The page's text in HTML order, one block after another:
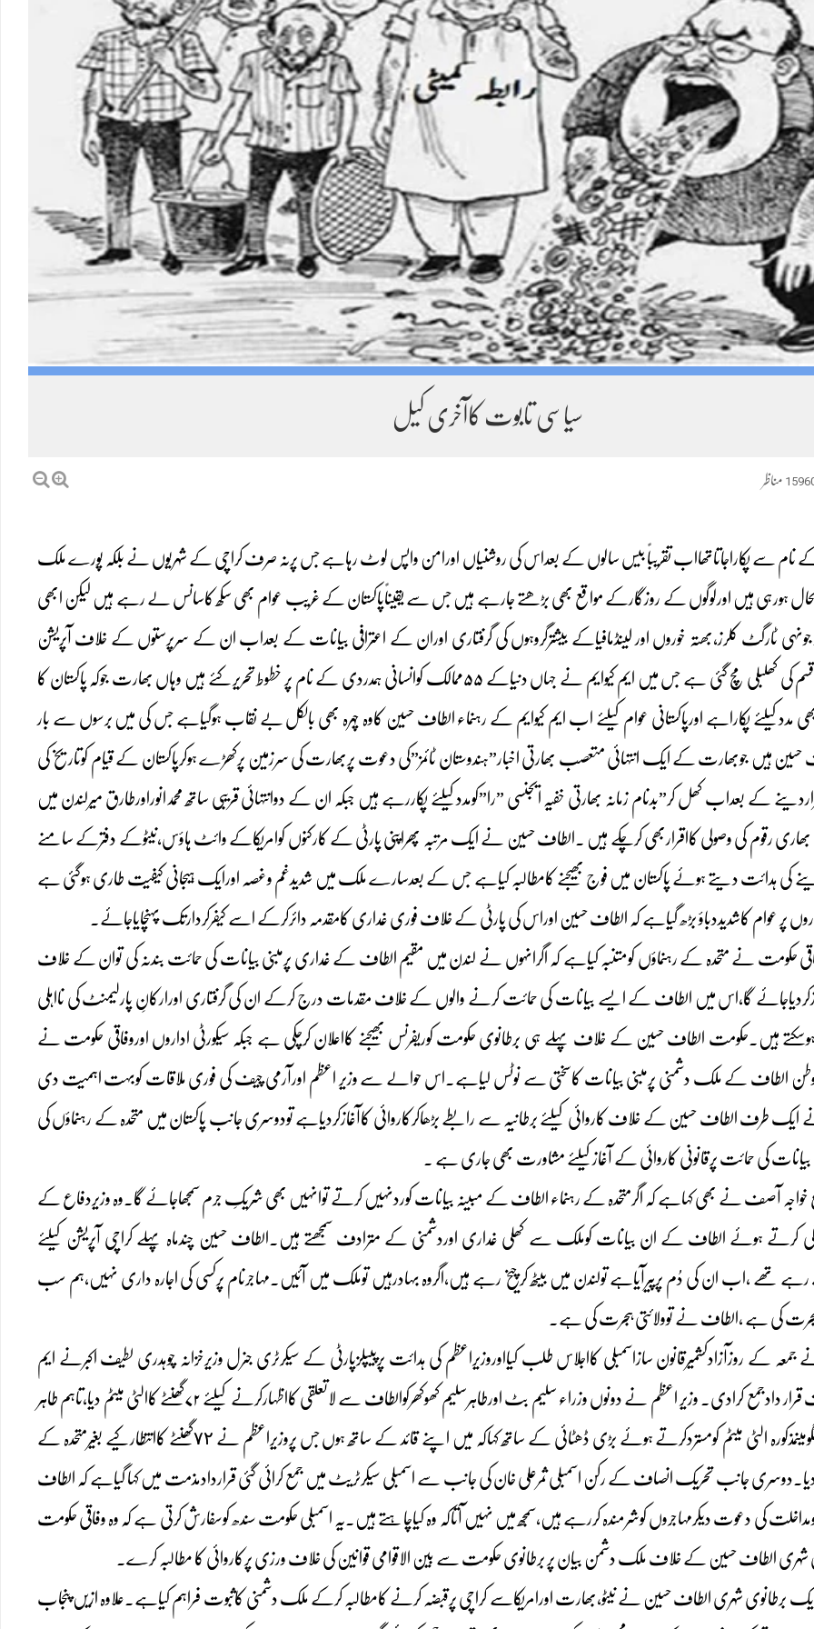
Load More
سیاسی تابوت کاآخری کیل
مناظر
نام سے پکاراجاتاتھااب تقریباً بیس سالوں کے بعداس کی روشنیاں اورامن واپس لوٹ رہاہے جس پرنہ صرف کراچی کے شہریوں نے بلکہ پورے ملک
بحال ہورہی ہیں اورلوگوں کے روزگارکے مواقع بھی بڑھتے جارہے ہیں جس سے یقیناًپاکستان کے غریب عوام بھی سکھ کاسانس لے رہے ہیں لیکن ابھی
ٹارگٹ کلرز،بھتہ خوروں اور لینڈمافیاکے بیشترگروہوں کی گرفتاری اوران کے اعترافی بیانات کے بعداب ان کے سرپرستوں کے خلاف آپریشن
شروع ہواتوایک عجیب قسم کی کھلبلی مچ گئی ہے جس میں ایم کیوایم نے جہاں دنیاکے ۵۵ممالک کوانسانی ہمدردی کے نام پر خطوط تحریرکئے ہیں وہاں بھارت جوکہ پاکستان کا
پکاراہے اورپاکستانی عوام کیلئے اب ایم کیوایم کے رہنماء الطاف حسین کاوہ چہرہ بھی بالکل بے نقاب ہوگیاہے جس کی میں برسوں سے بار
حسین ہیں جوبھارت کے ایک انتہائی متعصب بھارتی اخبار”ہندوستان ٹائمز”کی دعوت پربھارت کی سرزمین پرکھڑے ہوکرپاکستان کے قیام کوتاریخ کی
کے بعداب کھل کر”بدنام زمانہ بھارتی خفیہ ایجنسی ”را”کومددکیلئے پکاررہے ہیں جبکہ ان کے دوانتہائی قریبی ساتھ محمدانوراورطارق میرلندن میں
رقوم کی وصولی کااقراربھی کرچکے ہیں ۔الطاف حسین نے ایک مرتبہ پھراپنی پارٹی کے کارکنوں کوامریکاکے وائٹ ہاؤس،نیٹوکے دفترکے سامنے
کی ہدائت دیتے ہوئے پاکستان میں فوج بھیجنے کامطالبہ کیاہے جس کے بعدسارے ملک میں شدیدغم وغصہ اورایک ہیجانی کیفیت طاری ہوگئی ہے
پر عوام کاشدیددباؤ بڑھ گیاہے کہ الطاف حسین اوراس کی پارٹی کے خلاف فوری غداری کامقدمہ دائرکرکے اسے کیفرکردارتک پہنچایاجائے۔
حکومت نے متحدہ کے رہنماؤں کومتنبہ کیاہے کہ اگرانہوں نے لندن میں مقیم الطاف کے غداری پرمبنی بیانات کی حمائت بندنہ کی توان کے خلاف
گا،اس میں الطاف کے ایسے بیانات کی حمائت کرنے والوں کے خلاف مقدمات درج کرکے ان کی گرفتاری اورارکانِ پارلیمنٹ کی نااہلی
ہوسکتے ہیں۔حکومت الطاف حسین کے خلاف پہلے ہی برطانوی حکومت کوریفرنس بھیجنے کااعلان کرچکی ہے جبکہ سیکورٹی اداروں اوروفاقی حکومت نے
جلاوطن الطاف کے ملک دشمنی پرمبنی بیانات کاسختی سے نوٹس لیاہے۔اس حوالے سے وزیر اعظم اورآرمی چیف کی فوری ملاقات کوبہت اہمیت دی
طرف الطاف حسین کے خلاف کاروائی کیلئے برطانیہ سے رابطے بڑھاکرکاروائی کاآغازکردیاہے تودوسری جانب پاکستان میں متحدہ کے رہنماؤں کی
کی حمائت پرقانونی کاروائی کے آغازکیلئے مشاورت بھی جاری ہے ۔
آصف نے بھی کہاہے کہ اگرمتحدہ کے رہنماء الطاف کے مبینہ بیانات کوردنہیں کرتے توانہیں بھی شریکِ جرم سمجھاجائے گا۔وہ وزیردفاع کے
کرتے ہوئے الطاف کے ان بیانات کوملک سے کھلی غداری اوردشمنی کے مترادف سمجھتے ہیں۔الطاف حسین چندماہ پہلے کراچی آپریشن کیلئے
تھے ،اب ان کی دُم پرپیرآیاہے تولندن میں بیٹھ کرچیخ رہے ہیں،اگروہ بہادرہیں توملک میں آئیں۔مہاجرنام پرکسی کی اجارہ داری نہیں،ہم سب
کی ہے ،الطاف نے توولائتی ہجرت کی ہے۔
جمعہ کے روزآزادکشمیرقانون سازاسمبلی کااجلاس طلب کیااوروزیراعظم کی ہدائت پرپیپلزپارٹی کے سیکرٹری جنرل وزیرخزانہ چوہدری لطیف اکبرنے ایم
کیوایم کے قائدکے خلاف قرار دادجمع کرادی۔ وزیر اعظم نے دونوں وزراء سلیم بٹ اورطاہرسلیم کھوکھرکوالطاف سے لاتعلقی کااظہارکرنے کیلئے ۷۲گھنٹے کاالٹی میٹم دیا،تاہم طاہر
کھو کھرنے میڈیاسے گفتگومیںمذکورہ الٹی میٹم کومستردکرتے ہوئے بڑی ڈھٹائی کے ساتھ کہاکہ میں اپنے قائد کے ساتھ ہوں جس پروزیراعظم نے ٧٢گھنٹے کاانتطارکیے بغیرمتحدہ کے
جانب تحریک انصاف کے رکن اسمبلی ثمرعلی خان کی جانب سے اسمبلی سیکرٹریٹ میں جمع کرائی گئی قراردادمذمت میں کہا گیاہے کہ الطاف
کومداخلت کی دعوت دیکرمہاجروں کوشرمندہ کررہے ہیں،سمجھ میں نہیں آتاکہ وہ کیاچاہتے ہیں۔یہ اسمبلی حکومت سندھ کوسفارش کرتی ہے کہ وہ وفاقی حکومت
شہری الطاف حسین کے خلاف ملک دشمن بیان پر برطانوی حکومت سے بین الاقوامی قوانین کی خلاف ورزی پرکاروائی کا مطالبہ کرے۔
ایک برطانوی شہری الطاف حسین نے نیٹو،بھارت اورامریکاسے کراچی پرقبضہ کرنے کامطالبہ کرکے ملک دشمنی کاثبوت فراہم کیاہے۔علاوہ ازیں پنجاب